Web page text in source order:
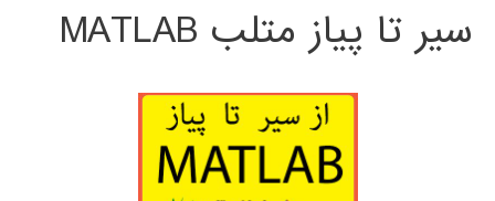
سیر تا پیاز متلب MATLAB